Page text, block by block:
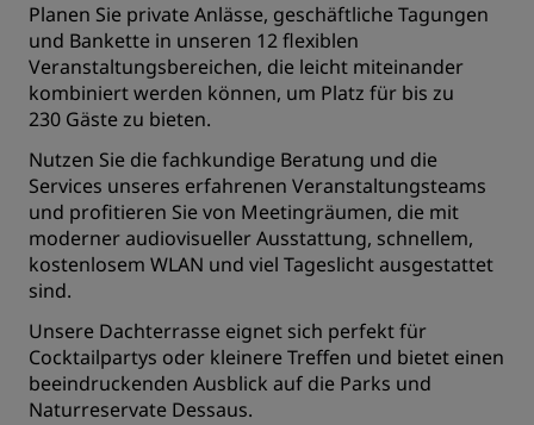
Planen Sie private Anlässe, geschäftliche Tagungen
und Bankette in unseren 12 flexiblen
Veranstaltungsbereichen, die leicht miteinander
kombiniert werden können, um Platz für bis zu
230 Gäste zu bieten.
Nutzen Sie die fachkundige Beratung und die
Services unseres erfahrenen Veranstaltungsteams
und profitieren Sie von Meetingräumen, die mit
moderner audiovisueller Ausstattung, schnellem,
kostenlosem WLAN und viel Tageslicht ausgestattet
sind.
Unsere Dachterrasse eignet sich perfekt für
Cocktailpartys oder kleinere Treffen und bietet einen
beeindruckenden Ausblick auf die Parks und
Naturreservate Dessaus.